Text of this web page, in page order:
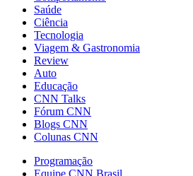
Saúde
Ciência
Tecnologia
Viagem & Gastronomia
Review
Auto
Educação
CNN Talks
Fórum CNN
Blogs CNN
Colunas CNN
Programação
Equipe CNN Brasil